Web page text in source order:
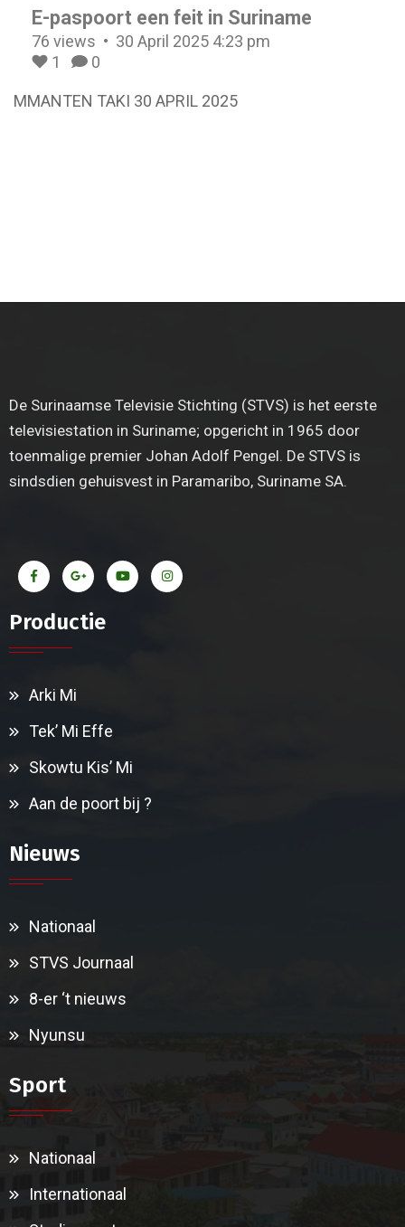
E-paspoort een feit in Suriname
76 views
30 April 2025 4:23 pm
1
0
MMANTEN TAKI 30 APRIL 2025
De Surinaamse Televisie Stichting (STVS) is het eerste
televisiestation in Suriname; opgericht in 1965 door
toenmalige premier Johan Adolf Pengel. De STVS is
sindsdien gehuisvest in Paramaribo, Suriname SA.
Productie
Arki Mi
Tek’ Mi Effe
Skowtu Kis’ Mi
Aan de poort bij ?
Nieuws
Nationaal
STVS Journaal
8-er ‘t nieuws
Nyunsu
Sport
Nationaal
Internationaal